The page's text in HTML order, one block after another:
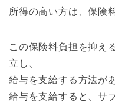
所得の高い方は、保険
この保険料負担を抑え
立し、
給与を支給する方法が
給与を支給すると、サ